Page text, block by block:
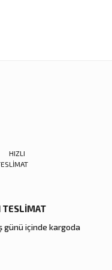
benzer farklı alternatifler olmalı.
TESLİMAT
günü içinde kargoda